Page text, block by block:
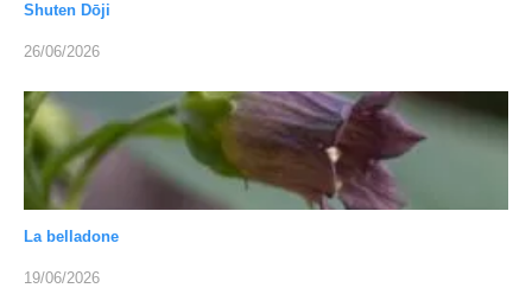
Shuten Dōji
26/06/2026
La belladone
19/06/2026